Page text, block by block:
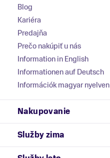
Blog
Kariéra
Predajňa
Prečo nakúpiť u nás
Information in English
Informationen auf Deutsch
Információk magyar nyelven
Nakupovanie
Služby zima